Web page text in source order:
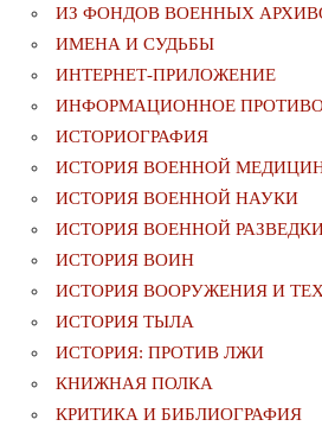
ИЗ ФОНДОВ ВОЕННЫХ
ИМЕНА И СУДЬБЫ
ИНТЕРНЕТ-ПРИЛОЖЕНИЕ
ИНФОРМАЦИОННОЕ
ИСТОРИОГРАФИЯ
ИСТОРИЯ ВОЕННОЙ
ИСТОРИЯ ВОЕННОЙ НАУКИ
ИСТОРИЯ ВОЕННОЙ
ИСТОРИЯ ВОИН
ИСТОРИЯ ВООРУЖЕНИЯ И
ИСТОРИЯ ТЫЛА
ИСТОРИЯ: ПРОТИВ ЛЖИ
КНИЖНАЯ ПОЛКА
КРИТИКА И БИБЛИОГРАФИЯ